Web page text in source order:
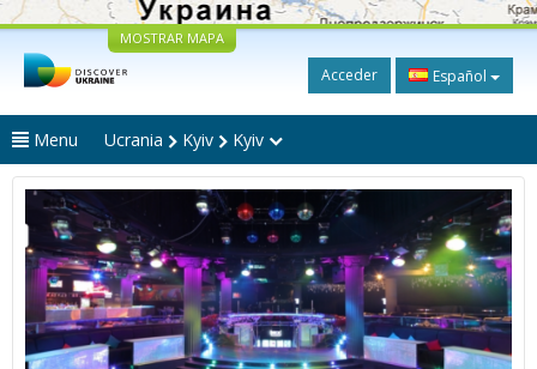
MOSTRAR MAPA
Acceder Español
Menu Ucrania Kyiv Kyiv